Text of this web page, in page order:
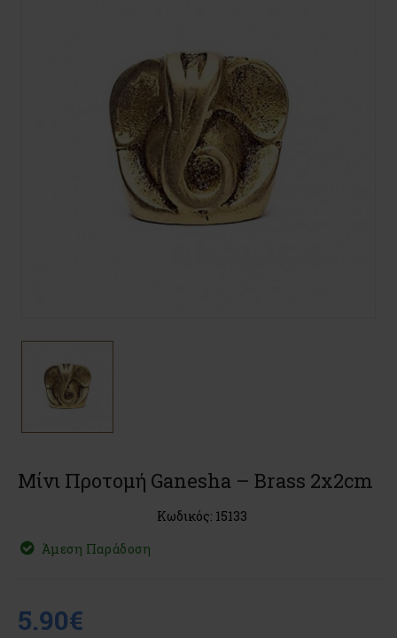
Μίνι Προτομή Ganesha – Brass 2x2cm
Κωδικός: 15133
Άμεση Παράδοση
5.90€